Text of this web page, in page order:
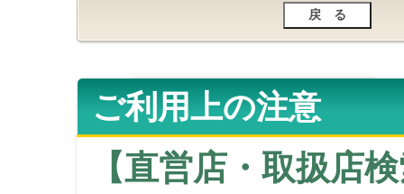
ご利用上の注意
【直営店・取扱店